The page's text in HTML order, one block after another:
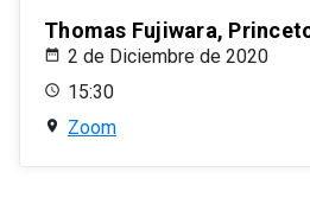
Thomas Fujiwara,
2 de Diciembre de 2020
15:30
Zoom